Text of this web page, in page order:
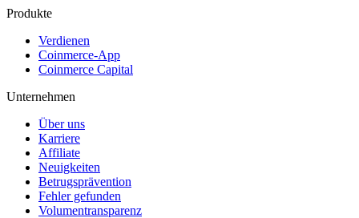
Produkte
Verdienen
Coinmerce-App
Coinmerce Capital
Unternehmen
Über uns
Karriere
Affiliate
Neuigkeiten
Betrugsprävention
Fehler gefunden
Volumentransparenz